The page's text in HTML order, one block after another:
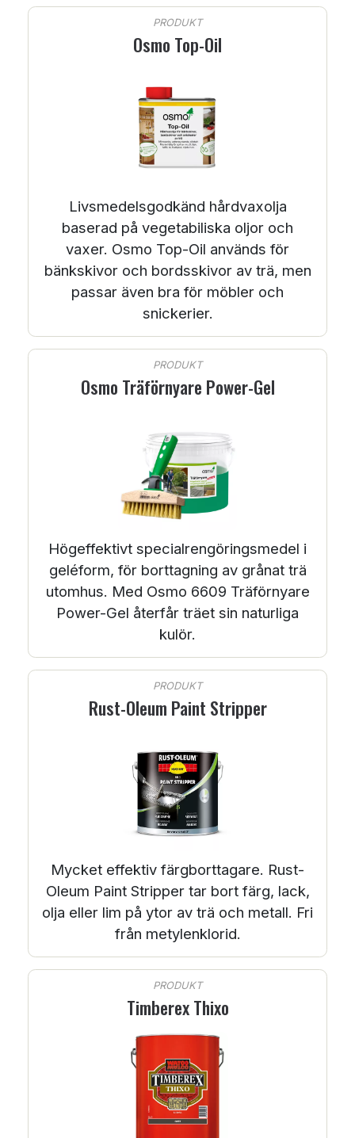
PRODUKT
Osmo Top-Oil
Livsmedelsgodkänd hårdvaxolja
baserad på vegetabiliska oljor och
vaxer. Osmo Top-Oil används för
bänkskivor och bordsskivor av trä, men
passar även bra för möbler och
snickerier.
PRODUKT
Osmo Träförnyare Power-Gel
Högeffektivt specialrengöringsmedel i
geléform, för borttagning av grånat trä
utomhus. Med Osmo 6609 Träförnyare
Power-Gel återfår träet sin naturliga
kulör.
PRODUKT
Rust-Oleum Paint Stripper
Mycket effektiv färgborttagare. Rust-
Oleum Paint Stripper tar bort färg, lack,
olja eller lim på ytor av trä och metall. Fri
från metylenklorid.
PRODUKT
Timberex Thixo